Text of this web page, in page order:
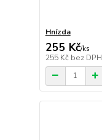
Hnízda
255 Kč/ks
255 Kč bez DPH